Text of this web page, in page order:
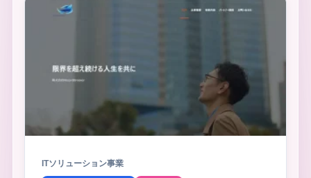
ITソリューション事業